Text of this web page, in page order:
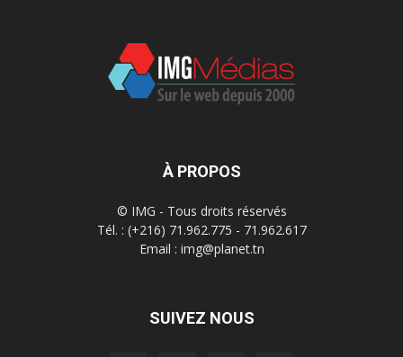
À PROPOS
© IMG - Tous droits réservés
Tél. : (+216) 71.962.775 - 71.962.617
Email : img@planet.tn
SUIVEZ NOUS